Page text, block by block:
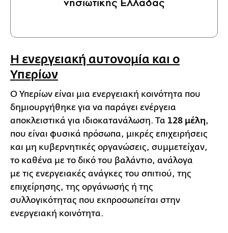
Η ενεργειακή αυτονομία και ο
Υπερίων
Ο Υπερίων είναι μια ενεργειακή κοινότητα που
δημιουργήθηκε για να παράγει ενέργεια
αποκλειστικά για ιδιοκατανάλωση. Τα 128 μέλη,
που είναι φυσικά πρόσωπα, μικρές επιχειρήσεις
και μη κυβερνητικές οργανώσεις, συμμετείχαν,
το καθένα με το δικό του βαλάντιο, ανάλογα
με τις ενεργειακές ανάγκες του σπιτιού, της
επιχείρησης, της οργάνωσής ή της
συλλογικότητας που εκπροσωπείται στην
ενεργειακή κοινότητα.